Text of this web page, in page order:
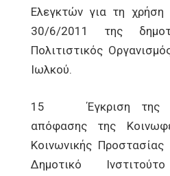
Ελεγκτών για τη
30/6/2011 της
Πολιτιστικός
Ιωλκού.
15 Έγκριση της
απόφασης της
Κοινωνικής
Δημοτικό